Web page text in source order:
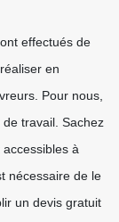
effectués de
en
Pour nous,
travail. Sachez
à
nécessaire de le
un devis gratuit